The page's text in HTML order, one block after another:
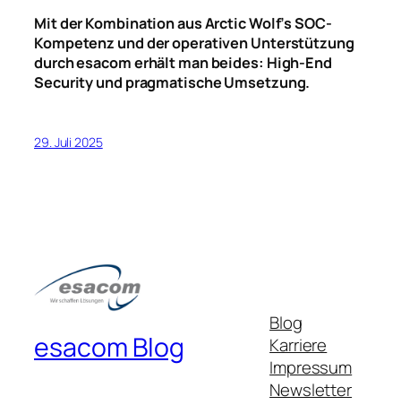
Mit der Kombination aus Arctic Wolf’s SOC-
Kompetenz und der operativen Unterstützung
durch esacom erhält man beides: High-End
Security und pragmatische Umsetzung.
29. Juli 2025
esacom Blog
Blog
Karriere
Impressum
Newsletter